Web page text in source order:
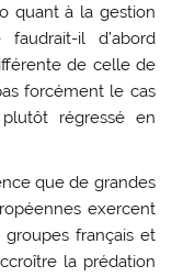
quant à la gestion
il d’abord
de celle de
forcément le cas
régressé en
que de grandes
exercent
français et
la prédation